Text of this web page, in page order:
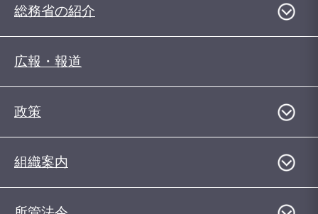
総務省の紹介
広報・報道
政策
組織案内